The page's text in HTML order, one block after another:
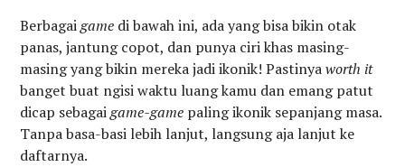
Berbagaigame di bawah ini, ada yang bisa bikin otak
panas, jantung copot, dan punya ciri khas masing-
masing yang bikin mereka jadi ikonik! Pastinyaworth it
banget buat ngisi waktu luang kamu dan emang patut
dicap sebagaigame-game paling ikonik sepanjang masa.
Tanpa basa-basi lebih lanjut, langsung aja lanjut ke
daftarnya.